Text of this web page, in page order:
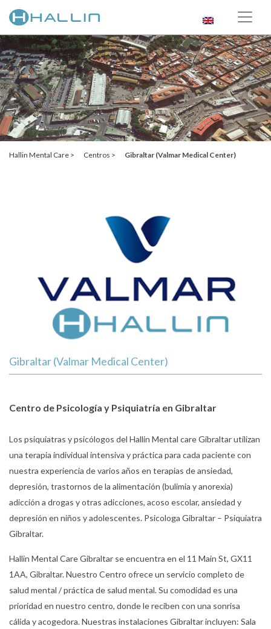
Hallin Mental Care > Centros > Gibraltar (Valmar Medical Center)
Gibraltar(Valmar Medical Center)
Centro de Psicología y Psiquiatría en Gibraltar
Los psiquiatras y psicólogos del Hallin Mental care Gibraltar utilizan
una terapia individual intensiva y práctica para cada paciente con
nuestra experiencia de varios años en terapias de ansiedad,
depresión, trastornos de la alimentación (bulimia y anorexia)
adicción a drogas y otras adicciones, acoso escolar, ansiedad y
depresión en niños y adolescentes. Psicologa Gibraltar – Psiquiatra
Gibraltar.
Hallin Mental Care Gibraltar se encuentra en el 11 Main St, GX11
1AA, Gibraltar. Nuestro Centro ofrece un servicio completo de
salud mental / práctica de salud mental. Su comodidad es una
prioridad en nuestro centro, donde le reciben con una sonrisa
cálida y acogedora. Nuestras instalaciones Gibraltar incluyen: Sala